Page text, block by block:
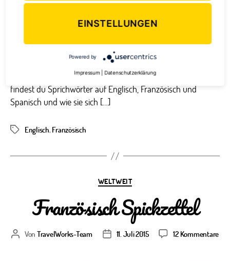
Hast du schon einmal jemandem mit den „Händen im Teig
„wohlgefühlt wie ein Käfer im Teppich?“ Sprichwörter
machen unsere Sprache bunter – das ist auf English,
Französisch und Spanisch nicht anders. Auf dieser Seite
findest du Sprichwörter auf Englisch, Französisch und
Spanisch und wie sie sich […]
Schlagwörter
Englisch, Französisch
Kategorien
WELTWEIT
Französisch Spickzettel
Beitragsautor
Von TravelWorks-Team Veröffentlichungsdatum
11. Juli 2015 12 Kommentarezu
EINSTELLUNGEN
Powered by
Impressum Datenschutzerklärung